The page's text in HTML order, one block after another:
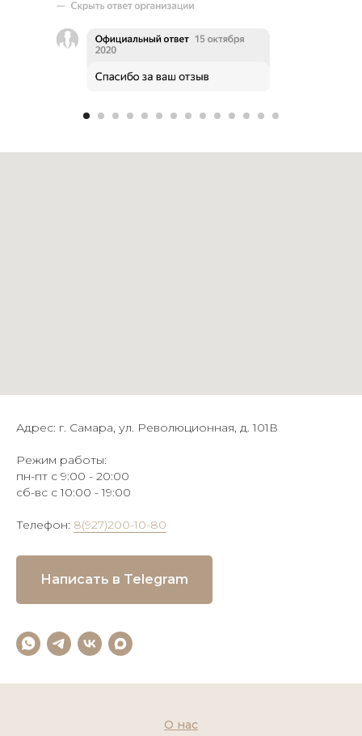
Адрес: г. Самара, ул. Революционная, д. 101В
Режим работы:
пн-пт с 9:00 - 20:00
сб-вс с 10:00 - 19:00
Телефон: 8(927)200-10-80
Написать в Telegram
О нас